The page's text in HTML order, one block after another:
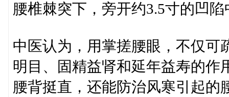
腰椎棘突下，旁开约3.5寸的凹陷
中医认为，用掌搓腰眼，不仅可
明目、固精益肾和延年益寿的作
腰背挺直，还能防治风寒引起的